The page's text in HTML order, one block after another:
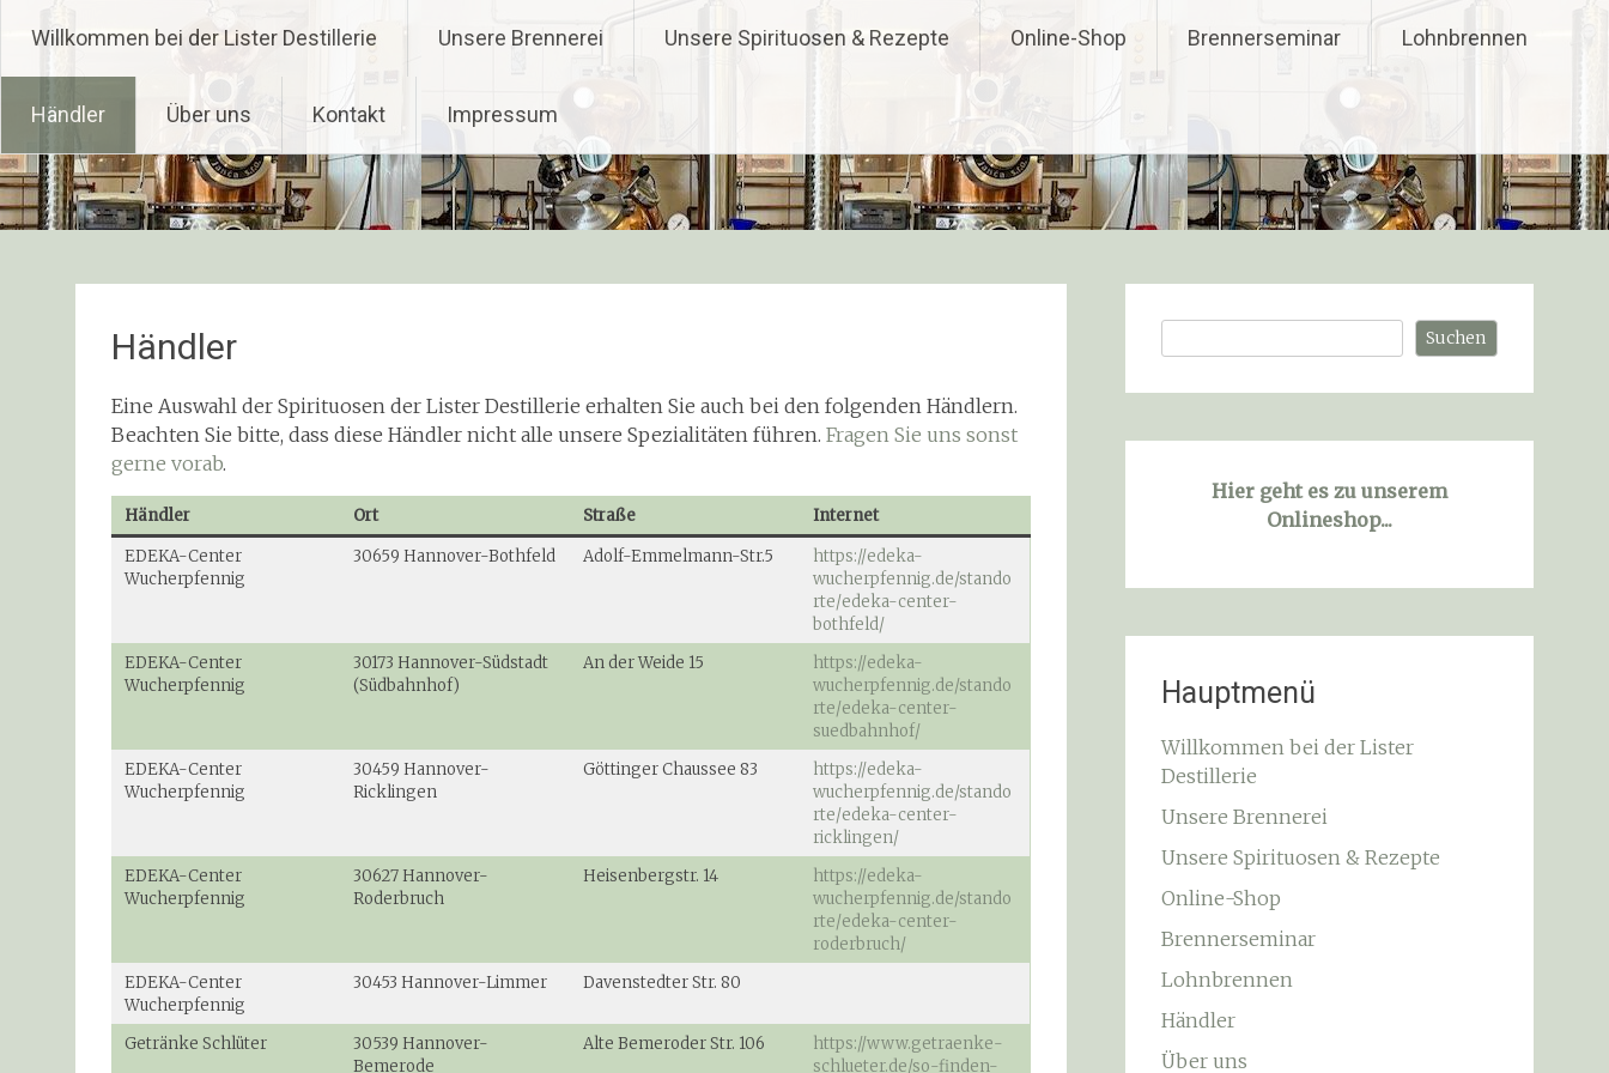
Inhalt
springen
Lister Destillerie
Willkommen bei der Lister Destillerie Unsere Brennerei Unsere Spirituosen & Rezepte Online-Shop Brennerseminar Lohnbrennen
Händler Über uns Kontakt Impressum
Händler
Eine Auswahl der Spirituosen der Lister Destillerie erhalten Sie auch bei den folgenden Händlern.
Beachten Sie bitte, dass diese Händler nicht alle unsere Spezialitäten führen. Fragen Sie uns sonst
gerne vorab.
Händler Ort Straße
Internet
EDEKA-Center
Wucherpfennig
30659 Hannover-Bothfeld Adolf-Emmelmann-Str.5
https://edeka-
wucherpfennig.de/stando
rte/edeka-center-
bothfeld/
EDEKA-Center
Wucherpfennig
30173 Hannover-Südstadt
(Südbahnhof)
An der Weide 15
https://edeka-
wucherpfennig.de/stando
rte/edeka-center-
suedbahnhof/
EDEKA-Center
Wucherpfennig
30459 Hannover-
Ricklingen
Göttinger Chaussee 83
https://edeka-
wucherpfennig.de/stando
rte/edeka-center-
ricklingen/
EDEKA-Center
Wucherpfennig
30627 Hannover-
Roderbruch
Heisenbergstr. 14
https://edeka-
wucherpfennig.de/stando
rte/edeka-center-
roderbruch/
EDEKA-Center
Wucherpfennig
30453 Hannover-Limmer Davenstedter Str. 80
Getränke Schlüter
30539 Hannover-
Bemerode
Alte Bemeroder Str. 106
https://www.getraenke-
schlueter.de/so-finden-
Suchen
Hier geht es zu unserem
Onlineshop...
Hauptmenü
Willkommen bei der Lister
Destillerie
Unsere Brennerei
Unsere Spirituosen & Rezepte
Online-Shop
Brennerseminar
Lohnbrennen
Händler
Über uns